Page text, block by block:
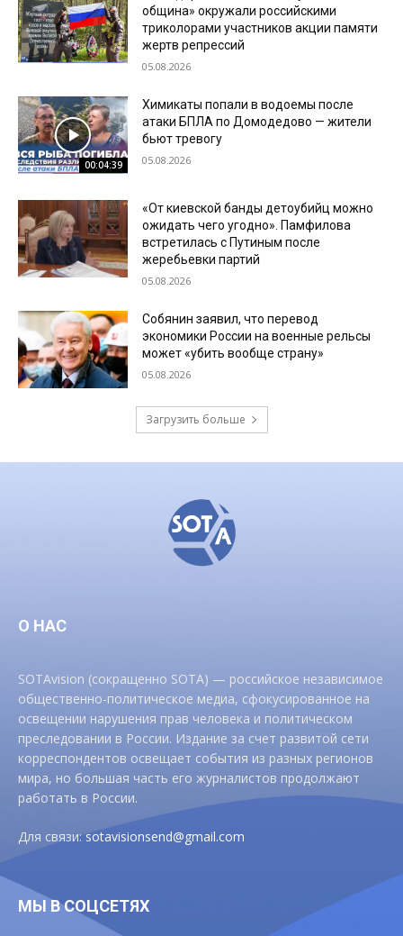
община» окружали российскими
триколорами участников акции памяти
жертв репрессий
05.08.2026
00:04:39
Химикаты попали в водоемы после
атаки БПЛА по Домодедово — жители
бьют тревогу
05.08.2026
«От киевской банды детоубийц можно
ожидать чего угодно». Памфилова
встретилась с Путиным после
жеребьевки партий
05.08.2026
Собянин заявил, что перевод
экономики России на военные рельсы
может «убить вообще страну»
05.08.2026
Загрузить больше
О НАС
SOTAvision (сокращенно SOTA) — российское независимое
общественно-политическое медиа, сфокусированное на
освещении нарушения прав человека и политическом
преследовании в России. Издание за счет развитой сети
корреспондентов освещает события из разных регионов
мира, но большая часть его журналистов продолжают
работать в России.
Для связи:sotavisionsend@gmail.com
МЫ В СОЦСЕТЯХ